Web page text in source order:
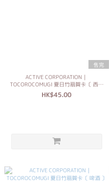
售完
ACTIVE CORPORATION｜
TOCOROCOMUGI 夏日竹扇賀卡〔 西瓜
〕
HK$45.00